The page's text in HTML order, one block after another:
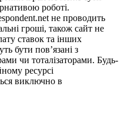
роботі.
не проводить
гроші, також сайт не
ставок та інших
бути пов’язані з
чи тоталізаторами. Будь-
ресурсі
виключно в